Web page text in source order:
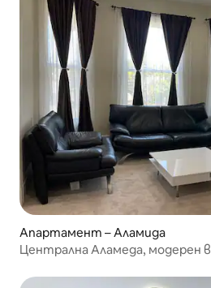
Апартамент – Аламида
Централна Аламеда, модерен